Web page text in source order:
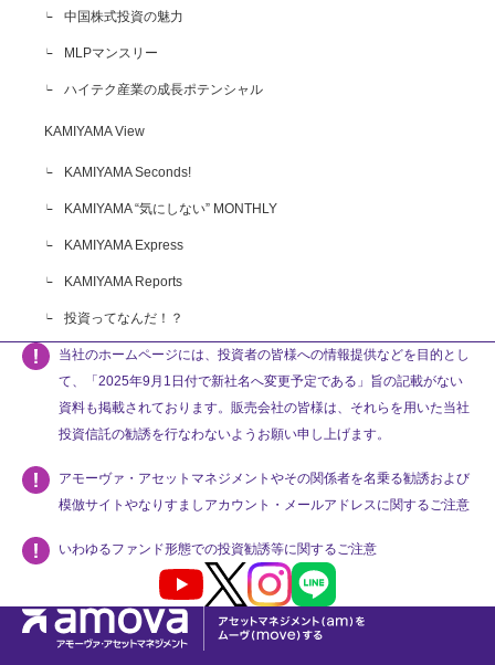
中国株式投資の魅力
MLPマンスリー
ハイテク産業の成長ポテンシャル
KAMIYAMA View
KAMIYAMA Seconds!
KAMIYAMA “気にしない” MONTHLY
KAMIYAMA Express
KAMIYAMA Reports
投資ってなんだ！？
当社のホームページには、投資者の皆様への情報提供などを目的とし
て、「2025年9月1日付で新社名へ変更予定である」旨の記載がない
資料も掲載されております。販売会社の皆様は、それらを用いた当社
投資信託の勧誘を行なわないようお願い申し上げます。
アモーヴァ・アセットマネジメントやその関係者を名乗る勧誘および
模倣サイトやなりすましアカウント・メールアドレスに関するご注意
いわゆるファンド形態での投資勧誘等に関するご注意
Youtube X InstagramLINE